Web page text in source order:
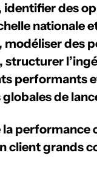
identifier des
nationale
modéliser des
structurer
performants
de
la performance
client grands